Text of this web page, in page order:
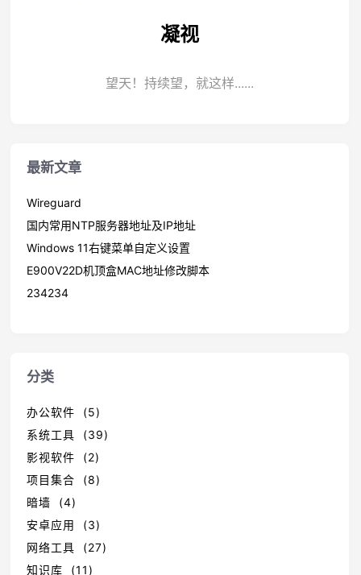
凝视
望天！持续望，就这样......
最新文章
Wireguard
国内常用NTP服务器地址及IP地址
Windows 11右键菜单自定义设置
E900V22D机顶盒MAC地址修改脚本
234234
分类
办公软件 (5)
系统工具 (39)
影视软件 (2)
项目集合 (8)
暗墙 (4)
安卓应用 (3)
网络工具 (27)
知识库 (11)